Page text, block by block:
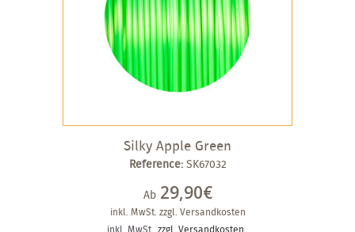
Silky Apple Green
Reference: SK67032
Ab 29,90€
inkl. MwSt. zzgl. Versandkosten
inkl. MwSt. zzgl. Versandkosten